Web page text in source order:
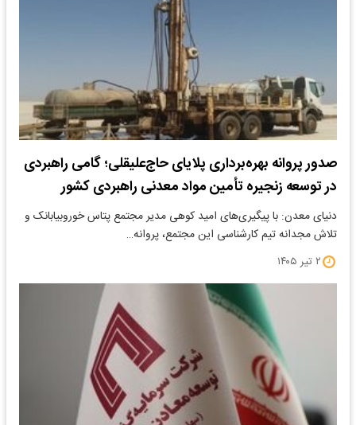
صدور پروانه بهره‌برداری پلایای حاج‌علیقلی؛ گامی راهبردی
در توسعه زنجیره تأمین مواد معدنی راهبردی کشور
دنیای معدن: با پیگیری‌های امید کوهی مدیر مجتمع پتاس خوروبیابانک و
تلاش مجدانه تیم کارشناسی این مجتمع، پروانه…
۲ تیر ۱۴۰۵